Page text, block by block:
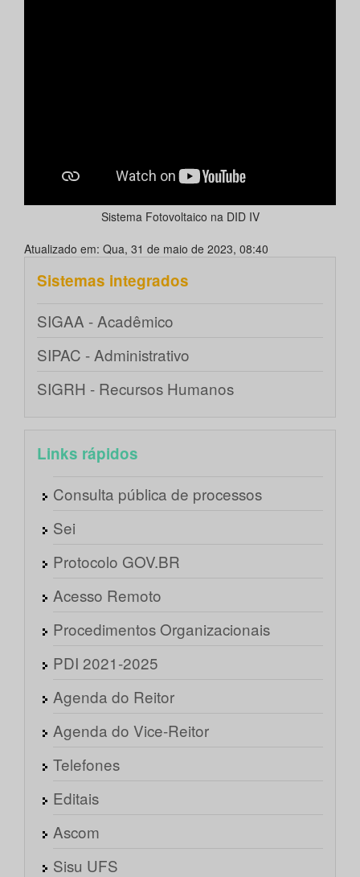
Sistema Fotovoltaico na DID IV
Atualizado em: Qua, 31 de maio de 2023, 08:40
Sistemas integrados
SIGAA - Acadêmico
SIPAC - Administrativo
SIGRH - Recursos Humanos
Links rápidos
Consulta pública de processos
Sei
Protocolo GOV.BR
Acesso Remoto
Procedimentos Organizacionais
PDI 2021-2025
Agenda do Reitor
Agenda do Vice-Reitor
Telefones
Editais
Ascom
Sisu UFS